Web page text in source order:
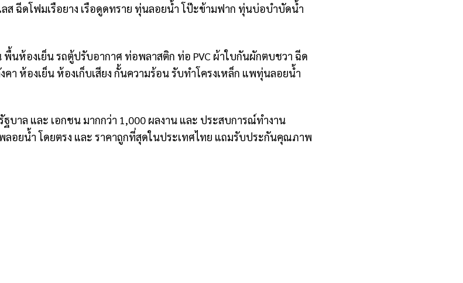
ส ฉีดโฟมเรือยาง เรือดูดทราย ทุ่นลอยน้ำ โป๊ะข้ามฟาก ทุ่นบ่อบำบัดน้ำ
นห้องเย็น รถตู้ปรับอากาศ ท่อพลาสติก ท่อ PVC ผ้าใบกันผักตบชวา ฉีด
ห้องเย็น ห้องเก็บเสียง กั้นความร้อน รับทำโครงเหล็ก แพทุ่นลอยน้ำ
าล และ เอกชน มากกว่า 1,000 ผลงาน และ ประสบการณ์ทำงาน
อยน้ำ โดยตรง และ ราคาถูกที่สุดในประเทศไทย แถมรับประกันคุณภาพ